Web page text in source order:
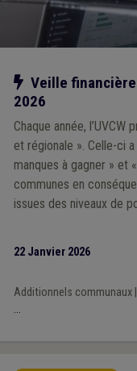
Notre action
Veille
2026
Chaque année,
et régionale ». Celle-ci
manques à gagner » et
communes en
issues des niveaux de
22 Janvier 2026
Additionnels communaux|
...